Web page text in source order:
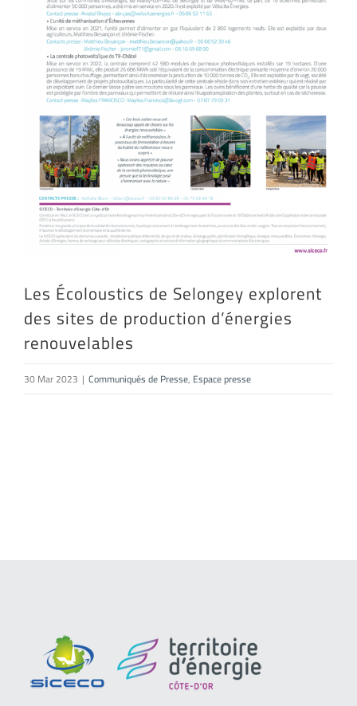
Les Écoloustics de Selongey explorent
des sites de production d’énergies
renouvelables
30 Mar 2023 | Communiqués de Presse, Espace presse